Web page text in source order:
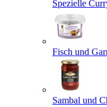
Spezielle
Fisch und
Sambal und